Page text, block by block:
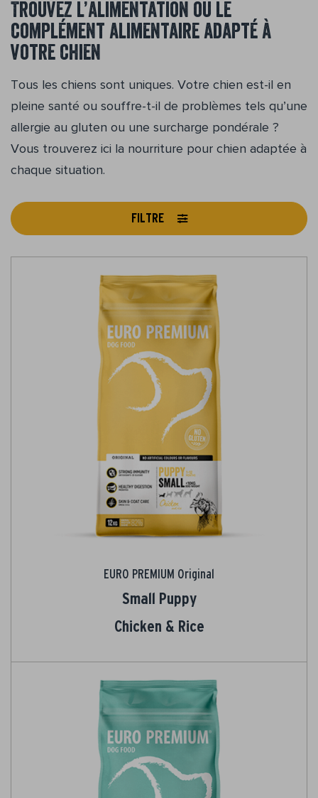
Trouvez l’alimentation ou le
complément alimentaire adapté à
votre chien
Tous les chiens sont uniques. Votre chien est-il en
pleine santé ou souffre-t-il de problèmes tels qu’une
allergie au gluten ou une surcharge pondérale ?
Vous trouverez ici la nourriture pour chien adaptée à
chaque situation.
FILTRE
EURO PREMIUM Original
Small Puppy
Chicken & Rice